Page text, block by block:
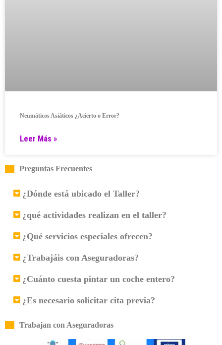
Neumáticos Asiáticos ¿Acierto o Error?
Leer Más »
Preguntas Frecuentes
¿Dónde está ubicado el Taller?
¿qué actividades realizan en el taller?
¿Qué servicios especiales ofrecen?
¿Trabajáis con Aseguradoras?
¿Cuánto cuesta pintar un coche entero?
¿Es necesario solicitar cita previa?
Trabajan con Aseguradoras